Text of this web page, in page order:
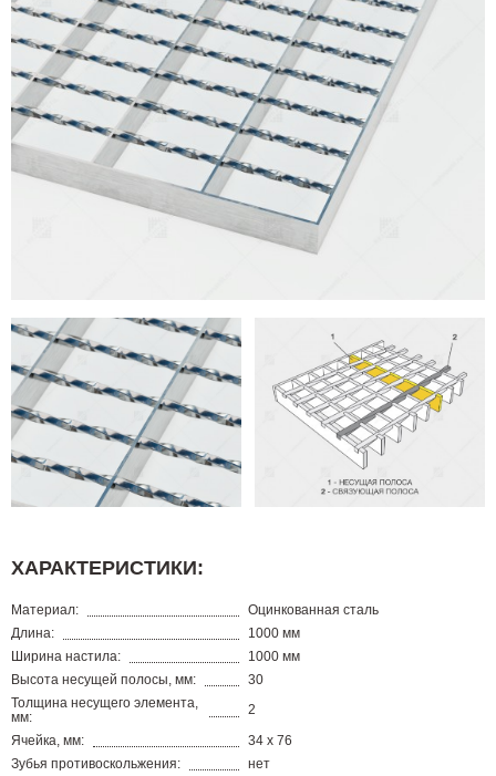
ХАРАКТЕРИСТИКИ:
Материал:
Оцинкованная сталь
Длина:
1000 мм
Ширина настила:
1000 мм
Высота несущей полосы, мм:
30
Толщина несущего элемента,
мм:
2
Ячейка, мм:
34 х 76
Зубья противоскольжения:
нет